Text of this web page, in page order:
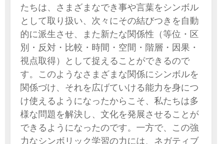
たちは、さまざまなでき事や言葉をシンボル
として取り扱い、次々にその結びつきを自動
的に派生させ、また新たな関係性（等位・区
別・反対・比較・時間・空間・階層・因果・
視点取得）として捉えることができるので
す。このようなさまざまな関係にシンボルを
関係づけ、それを広げていける能力を身につ
け使えるようになったからこそ、私たちは多
様な問題を解決し、文化を発展させることが
できるようになったのです。一方で、この強
力なシンボリック学習の力には、ネガティブ